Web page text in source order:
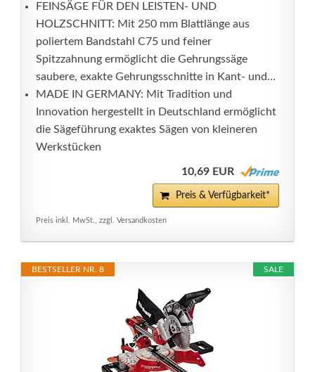
FEINSÄGE FÜR DEN LEISTEN- UND
HOLZSCHNITT: Mit 250 mm Blattlänge aus
poliertem Bandstahl C75 und feiner
Spitzzahnung ermöglicht die Gehrungssäge
saubere, exakte Gehrungsschnitte in Kant- und...
MADE IN GERMANY: Mit Tradition und
Innovation hergestellt in Deutschland ermöglicht
die Sägeführung exaktes Sägen von kleineren
Werkstücken
10,69 EUR
Preis & Verfügbarkeit*
Preis inkl. MwSt., zzgl. Versandkosten
SALE
BESTSELLER NR. 8